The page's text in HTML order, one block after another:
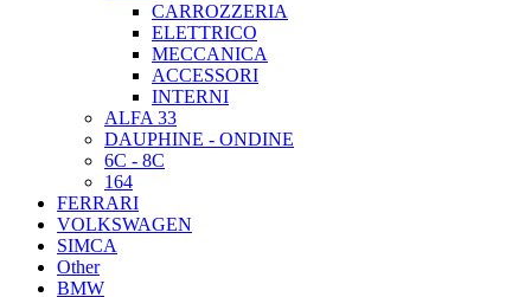
CARROZZERIA
ELETTRICO
MECCANICA
ACCESSORI
INTERNI
ALFA 33
DAUPHINE - ONDINE
6C - 8C
164
FERRARI
VOLKSWAGEN
SIMCA
Other
BMW